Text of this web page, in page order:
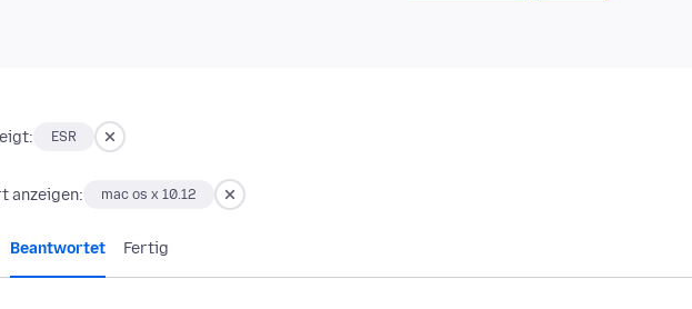
ESR
anzeigen: mac os x 10.12
Beantwortet Fertig